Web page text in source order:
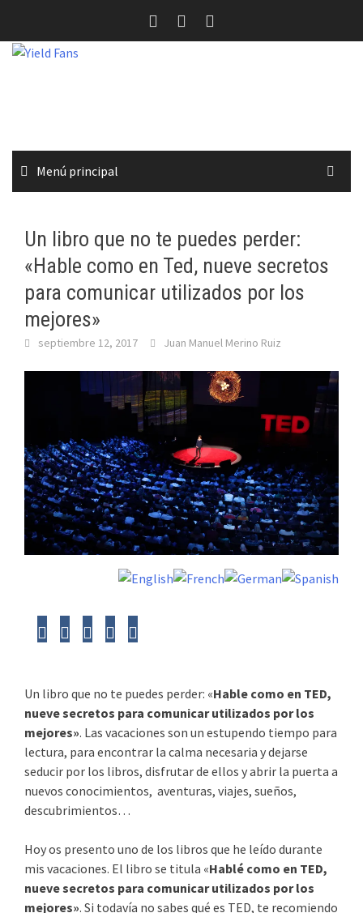
contenido
Menú principal
Un libro que no te puedes perder:
«Hable como en Ted, nueve secretos
para comunicar utilizados por los
mejores»
septiembre 12, 2017 Juan Manuel Merino Ruiz
Un libro que no te puedes perder: «Hable como en TED,
nueve secretos para comunicar utilizados por los
mejores». Las vacaciones son un estupendo tiempo para
lectura, para encontrar la calma necesaria y dejarse
seducir por los libros, disfrutar de ellos y abrir la puerta a
nuevos conocimientos, aventuras, viajes, sueños,
descubrimientos…
Hoy os presento uno de los libros que he leído durante
mis vacaciones. El libro se titula «Hablé como en TED,
nueve secretos para comunicar utilizados por los
mejores». Si todavía no sabes qué es TED, te recomiendo